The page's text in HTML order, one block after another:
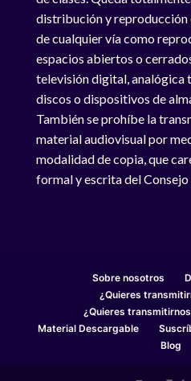
distribución y reproducción
de cualquier vía como
espacios abiertos o
televisión digital, analógica
discos o dispositivos de
También se prohíbe la
material audiovisual por
modalidad de copia, que
formal y escrita del
Sobre nosotros
¿Quieres
¿Quieres
Material Descargable
Blog